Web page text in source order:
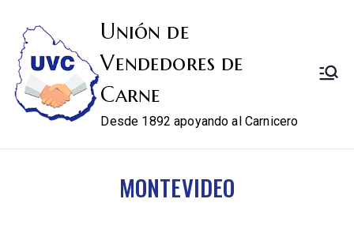
Unión de
Vendedores de
Carne
Desde 1892 apoyando al Carnicero
MONTEVIDEO